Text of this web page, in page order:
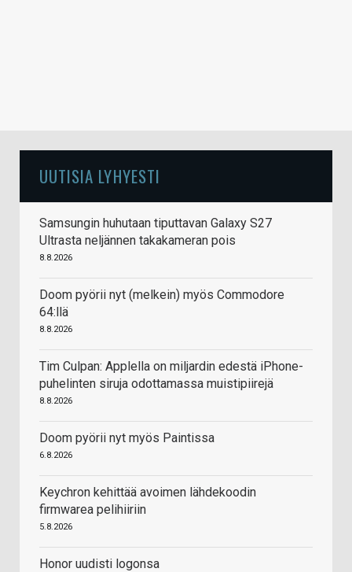
UUTISIA LYHYESTI
Samsungin huhutaan tiputtavan Galaxy S27
Ultrasta neljännen takakameran pois
8.8.2026
Doom pyörii nyt (melkein) myös Commodore
64:llä
8.8.2026
Tim Culpan: Applella on miljardin edestä iPhone-
puhelinten siruja odottamassa muistipiirejä
8.8.2026
Doom pyörii nyt myös Paintissa
6.8.2026
Keychron kehittää avoimen lähdekoodin
firmwarea pelihiiriin
5.8.2026
Honor uudisti logonsa